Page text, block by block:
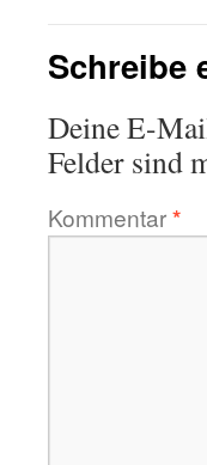
Schreibe
Deine E-
Felder sind
Kommentar*